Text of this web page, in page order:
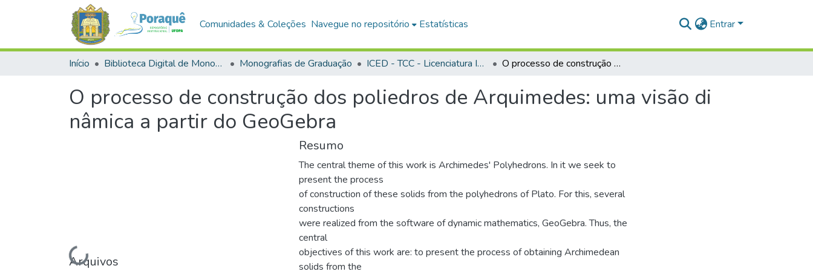
Comunidades & Coleções Navegue no repositório Estatísticas Entrar
Início Biblioteca Digital de Monografias (BDM) Monografias de Graduação ICED - TCC - Licenciatura Integrada em Matemática e Física O processo de construção dos poliedros de Arquimedes: uma visão di nâmica a partir do GeoGebra
O processo de construção dos poliedros de Arquimedes: uma visão di
nâmica a partir do GeoGebra
Carregando...Arquivos
Resumo
The central theme of this work is Archimedes' Polyhedrons. In it we seek to
present the process
of construction of these solids from the polyhedrons of Plato. For this, several
constructions
were realized from the software of dynamic mathematics, GeoGebra. Thus, the
central
objectives of this work are: to present the process of obtaining Archimedean
solids from the